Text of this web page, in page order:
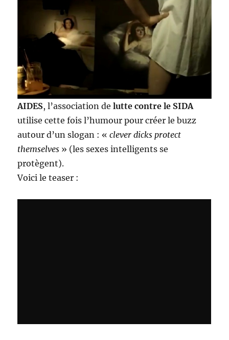
AIDES, l’association delutte contre le SIDA
utilise cette fois l’humour pour créer le buzz
autour d’un slogan : «clever dicks protect
themselves » (les sexes intelligents se
protègent).
Voici le teaser :